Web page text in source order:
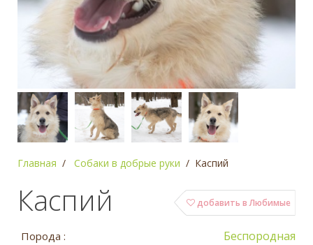
Главная Собаки в добрые руки Каспий
добавить в Любимые
Каспий
Порода : Беспородная